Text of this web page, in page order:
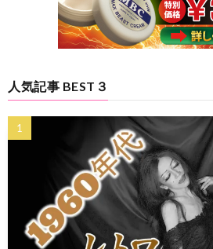
人気記事 BEST３